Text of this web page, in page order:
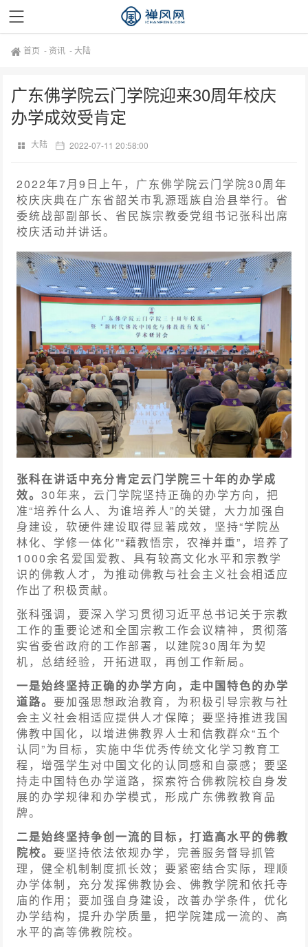
首页 - 资讯 -大陆
广东佛学院云门学院迎来30周年校庆
办学成效受肯定
大陆 2022-07-11 20:58:00
2022年7月9日上午，广东佛学院云门学院30周年
校庆庆典在广东省韶关市乳源瑶族自治县举行。省
委统战部副部长、省民族宗教委党组书记张科出席
校庆活动并讲话。
张科在讲话中充分肯定云门学院三十年的办学成
效。30年来，云门学院坚持正确的办学方向，把
准“培养什么人、为谁培养人”的关键，大力加强自
身建设，软硬件建设取得显著成效，坚持“学院丛
林化、学修一体化”“藉教悟宗，农禅并重”，培养了
1000余名爱国爱教、具有较高文化水平和宗教学
识的佛教人才，为推动佛教与社会主义社会相适应
作出了积极贡献。
张科强调，要深入学习贯彻习近平总书记关于宗教
工作的重要论述和全国宗教工作会议精神，贯彻落
实省委省政府的工作部署，以建院30周年为契
机，总结经验，开拓进取，再创工作新局。
一是始终坚持正确的办学方向，走中国特色的办学
道路。 要加强思想政治教育，为积极引导宗教与社
会主义社会相适应提供人才保障；要坚持推进我国
佛教中国化，以增进佛教界人士和信教群众“五个
认同”为目标，实施中华优秀传统文化学习教育工
程，增强学生对中国文化的认同感和自豪感；要坚
持走中国特色办学道路，探索符合佛教院校自身发
展的办学规律和办学模式，形成广东佛教教育品
牌。
二是始终坚持争创一流的目标，打造高水平的佛教
院校。 要坚持依法依规办学，完善服务督导抓管
理，健全机制制度抓长效；要紧密结合实际，理顺
办学体制，充分发挥佛教协会、佛教学院和依托寺
庙的作用；要加强自身建设，改善办学条件，优化
办学结构，提升办学质量，把学院建成一流的、高
水平的高等佛教院校。